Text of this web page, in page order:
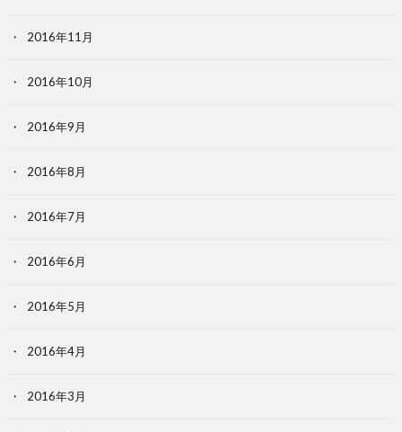
2016年11月
2016年10月
2016年9月
2016年8月
2016年7月
2016年6月
2016年5月
2016年4月
2016年3月